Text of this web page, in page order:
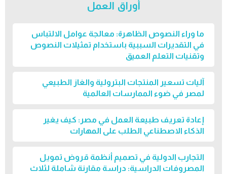
أوراق العمل
ما وراء النصوص الظاهرة: معالجة عوامل الالتباس
في التقديرات السببية باستخدام تمثيلات النصوص
وتقنيات التعلم العميق
آليات تسعير المنتجات البترولية والغاز الطبيعي
لمصر في ضوء الممارسات العالمية
إعادة تعريف طبيعة العمل في مصر: كيف يغير
الذكاء الاصطناعي الطلب على المهارات
التجارب الدولية في تصميم أنظمة قروض تمويل
المصروفات الدراسية: دراسة مقارنة شاملة لثلاث